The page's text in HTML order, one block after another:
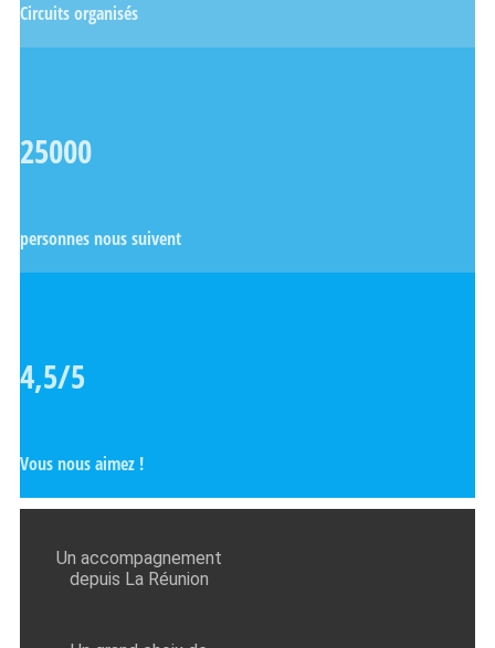
Circuits organisés
25000
personnes nous suivent
4,5/5
Vous nous aimez !
Un accompagnement
depuis La Réunion